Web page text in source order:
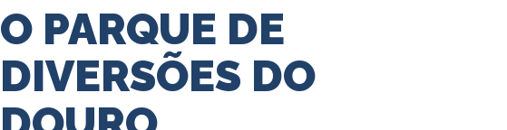
O PARQUE DE
DIVERSÕES DO